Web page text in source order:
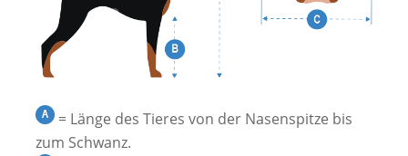
= Länge des Tieres von der Nasenspitze bis
zum Schwanz.